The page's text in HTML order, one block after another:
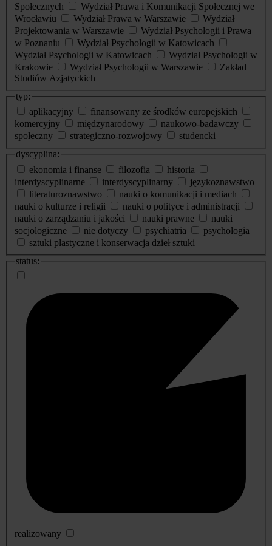
Społecznych
Wydział Prawa i Komunikacji Społecznej we
Wrocławiu
Wydział Prawa w Warszawie
Wydział
Projektowania w Warszawie
Wydział Psychologii i Prawa
w Poznaniu
Wydział Psychologii w Katowicach
Wydział Psychologii w Katowicach
Wydział Psychologii w
Krakowie
Wydział Psychologii w Warszawie
Zakład
Studiów Azjatyckich
typ:
aplikacyjny
finansowany ze środków europejskich
komercyjny
międzynarodowy
naukowo-badawczy
społeczny
strategiczno-rozwojowy
studencki
dyscyplina:
ekonomia i finanse
filozofia
historia
interdyscyplinarne
interdyscyplinarny
językoznawstwo
literaturoznawstwo
nauki o komunikacji i mediach
nauki o kulturze i religii
nauki o polityce i administracji
nauki o zarządzaniu i jakości
nauki prawne
nauki
socjologiczne
nie dotyczy psychiatria
psychologia
sztuki plastyczne i konserwacja dzieł sztuki
status:
realizowany